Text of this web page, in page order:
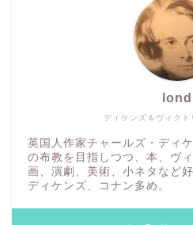
ディケンズ＆ヴィクト
lond
英国人作家チャールズ・ディ
の布教を目指しつつ、本、ヴ
画、演劇、美術、小ネタなど
ディケンズ、コナン多め。